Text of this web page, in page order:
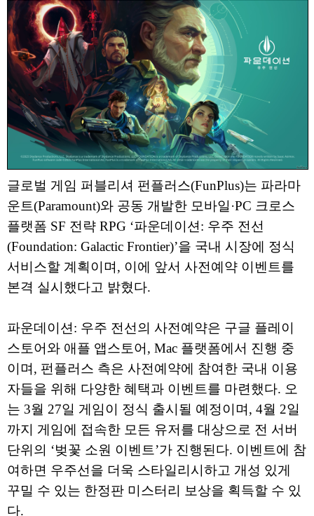
글로벌 게임 퍼블리셔 펀플러스(FunPlus)는 파라마
운트(Paramount)와 공동 개발한 모바일·PC 크로스
플랫폼 SF 전략 RPG ‘파운데이션: 우주 전선
(Foundation: Galactic Frontier)’을 국내 시장에 정식
서비스할 계획이며, 이에 앞서 사전예약 이벤트를
본격 실시했다고 밝혔다.
파운데이션: 우주 전선의 사전예약은 구글 플레이
스토어와 애플 앱스토어, Mac 플랫폼에서 진행 중
이며, 펀플러스 측은 사전예약에 참여한 국내 이용
자들을 위해 다양한 혜택과 이벤트를 마련했다. 오
는 3월 27일 게임이 정식 출시될 예정이며, 4월 2일
까지 게임에 접속한 모든 유저를 대상으로 전 서버
단위의 ‘벚꽃 소원 이벤트’가 진행된다. 이벤트에 참
여하면 우주선을 더욱 스타일리시하고 개성 있게
꾸밀 수 있는 한정판 미스터리 보상을 획득할 수 있
다.